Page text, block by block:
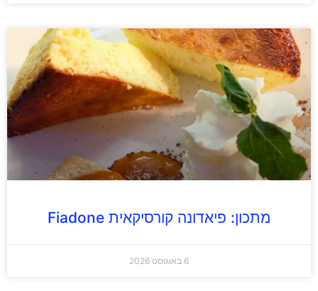
מתכון: פיאדונה קורסיקאית Fiadone
6 באוגוסט 2026